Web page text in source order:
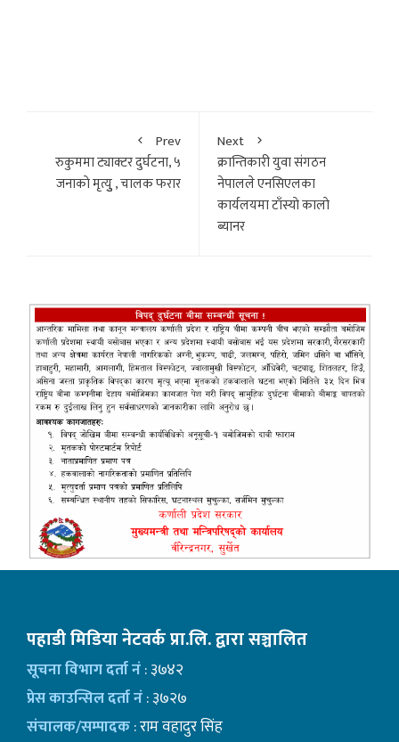
Prev
रुकुममा ट्याक्टर दुर्घटना, ५
जनाकाे मृत्युु , चालक फरार
Next
क्रान्तिकारी युवा संगठन
नेपालले एनसिएलका
कार्यलयमा टाँस्याे कालाे
ब्यानर
पहाडी मिडिया नेटवर्क प्रा.लि. द्वारा सञ्चालित
सूचना विभाग दर्ता नं: ३७४२
प्रेस काउन्सिल दर्ता नं: ३७२७
संचालक/सम्पादक: राम वहादुर सिंह